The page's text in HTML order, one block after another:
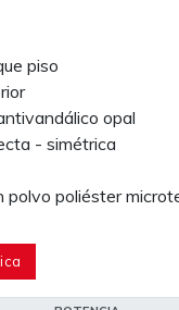
piso
opal
- simétrica
polvo poliéster